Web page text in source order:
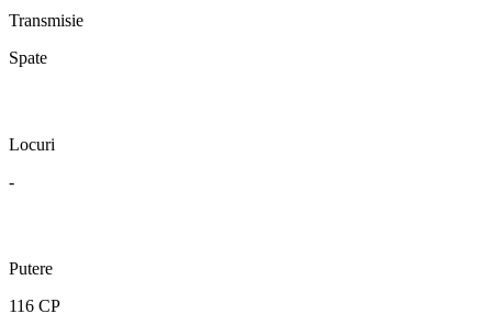
Transmisie
Spate
Locuri
-
Putere
116 CP